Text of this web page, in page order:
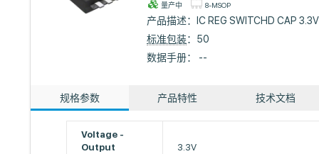
量产中 8-MSOP
产品描述：
IC REG SWITCHD CAP
标准包装：50
数据手册： --
规格参数 产品特性 技术文档
Voltage -
Output
3.3V